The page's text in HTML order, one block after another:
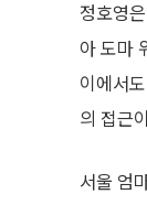
정호영
아 도마
이에서
의 접근
서울 엄